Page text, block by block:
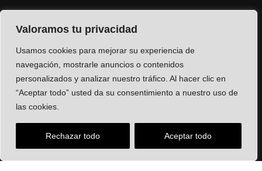
Valoramos tu privacidad
Usamos cookies para mejorar su experiencia de
navegación, mostrarle anuncios o contenidos
personalizados y analizar nuestro tráfico. Al hacer clic en
“Aceptar todo” usted da su consentimiento a nuestro uso de
las cookies.
Rechazar todo Aceptar todo